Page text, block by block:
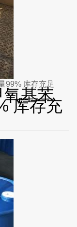
99% 库存充足
氧基苯
库存充